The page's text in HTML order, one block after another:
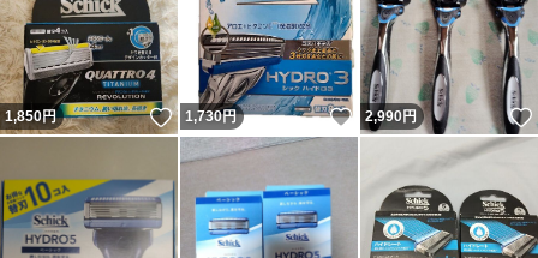
1,850円 いいね！
1,730円 いいね！
2,990円